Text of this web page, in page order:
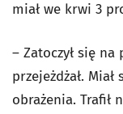
miał we krwi 3
– Zatoczył się
przejeżdżał.
obrażenia. Trafił